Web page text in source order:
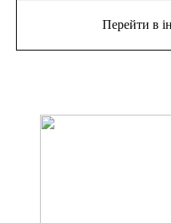
Перейти в